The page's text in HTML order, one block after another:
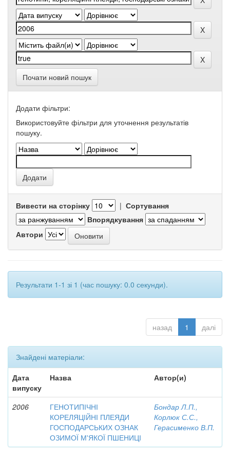
Почати новий пошук
Додати фільтри:
Використовуйте фільтри для уточнення результатів
пошуку.
Вивести на сторінку | Сортування
Впорядкування
Автори
Результати 1-1 зі 1 (час пошуку: 0.0 секунди).
назад 1 далі
Знайдені матеріали:
Дата
випуску
Назва Автор(и)
2006
ГЕНОТИПІЧНІ
КОРЕЛЯЦІЙНІ ПЛЕЯДИ
ГОСПОДАРСЬКИХ ОЗНАК
ОЗИМОЇ М'ЯКОЇ ПШЕНИЦІ
Бондар Л.П.,
Корлюк С.С.,
Герасименко В.П.